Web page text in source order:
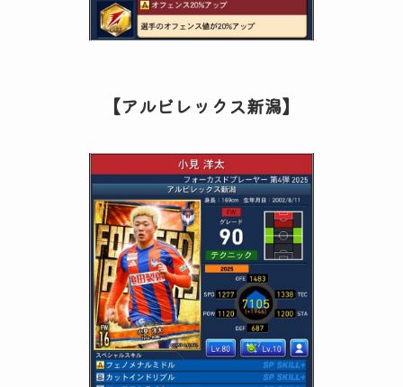
【アルビレックス新潟】